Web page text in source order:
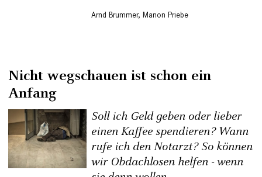
Arnd Brummer,Manon Priebe
Nicht wegschauen ist schon ein
Anfang
Soll ich Geld geben oder lieber
einen Kaffee spendieren? Wann
rufe ich den Notarzt? So können
wir Obdachlosen helfen - wenn